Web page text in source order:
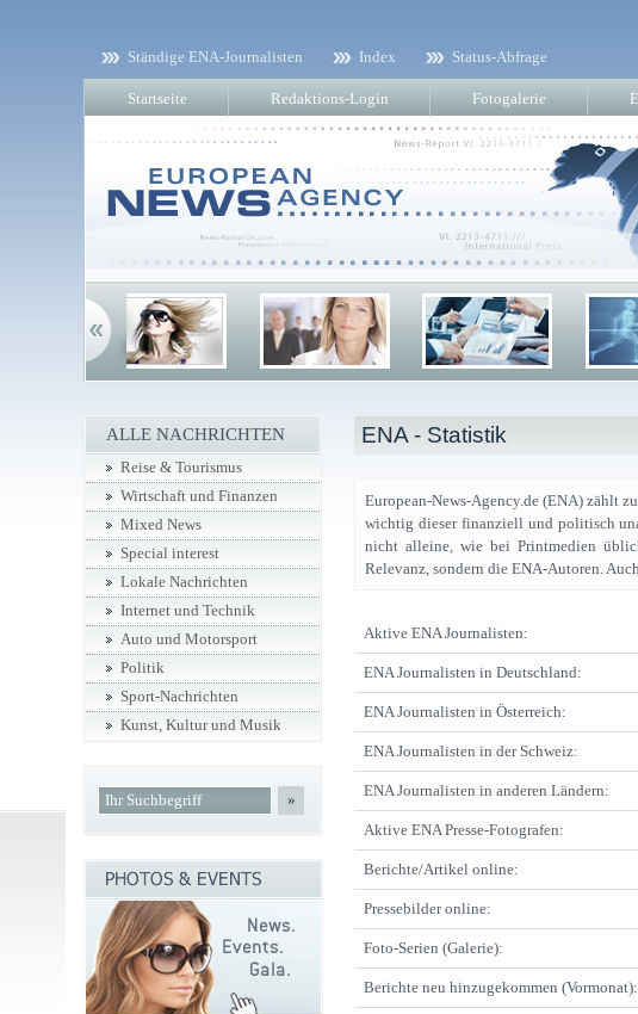
Ständige ENA-Journalisten Index Status-Abfrage
Startseite Redaktions-Login Fotogalerie
ENA - Statistik
European-News-Agency.de (ENA) zählt
wichtig dieser finanziell und politisch
nicht alleine, wie bei Printmedien
Relevanz, sondern die ENA-Autoren.
Aktive ENA Journalisten:
ENA Journalisten in Deutschland:
ENA Journalisten in Österreich:
ENA Journalisten in der Schweiz:
ENA Journalisten in anderen Ländern:
Aktive ENA Presse-Fotografen:
Berichte/Artikel online:
Pressebilder online:
Foto-Serien (Galerie):
Berichte neu hinzugekommen (Vormonat):
ALLE NACHRICHTEN
Reise & Tourismus
Wirtschaft und Finanzen
Mixed News
Special interest
Lokale Nachrichten
Internet und Technik
Auto und Motorsport
Politik
Sport-Nachrichten
Kunst, Kultur und Musik
»